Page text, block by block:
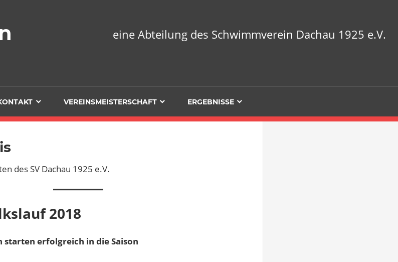
eine Abteilung des Schwimmverein Dachau 1925 e.V.
VEREINSMEISTERSCHAFT ERGEBNISSE
des SV Dachau 1925 e.V.
2018
starten erfolgreich in die Saison